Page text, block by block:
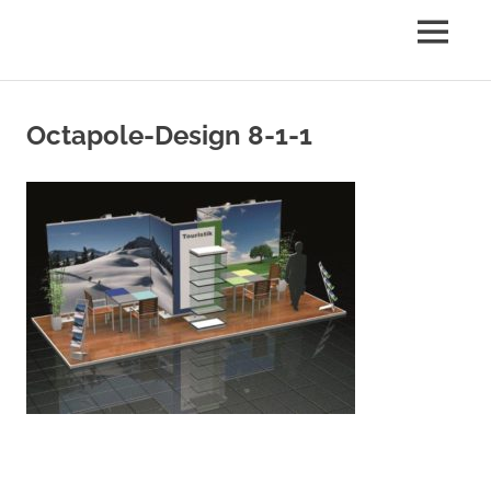
MENÜ
Octapole-Design 8-1-1